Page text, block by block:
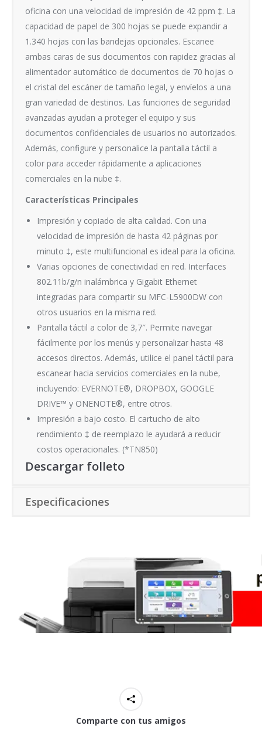
oficina con una velocidad de impresión de 42 ppm ‡. La
capacidad de papel de 300 hojas se puede expandir a
1.340 hojas con las bandejas opcionales. Escanee
ambas caras de sus documentos con rapidez gracias al
alimentador automático de documentos de 70 hojas o
el cristal del escáner de tamaño legal, y envíelos a una
gran variedad de destinos. Las funciones de seguridad
avanzadas ayudan a proteger el equipo y sus
documentos confidenciales de usuarios no autorizados.
Además, configure y personalice la pantalla táctil a
color para acceder rápidamente a aplicaciones
comerciales en la nube ‡.
Características Principales
Impresión y copiado de alta calidad. Con una
velocidad de impresión de hasta 42 páginas por
minuto ‡, este multifuncional es ideal para la oficina.
Varias opciones de conectividad en red. Interfaces
802.11b/g/n inalámbrica y Gigabit Ethernet
integradas para compartir su MFC-L5900DW con
otros usuarios en la misma red.
Pantalla táctil a color de 3,7″. Permite navegar
fácilmente por los menús y personalizar hasta 48
accesos directos. Además, utilice el panel táctil para
escanear hacia servicios comerciales en la nube,
incluyendo: EVERNOTE®, DROPBOX, GOOGLE
DRIVE™ y ONENOTE®, entre otros.
Impresión a bajo costo. El cartucho de alto
rendimiento ‡ de reemplazo le ayudará a reducir
costos operacionales. (*TN850)
Descargar folleto
Especificaciones
Comparte con tus amigos